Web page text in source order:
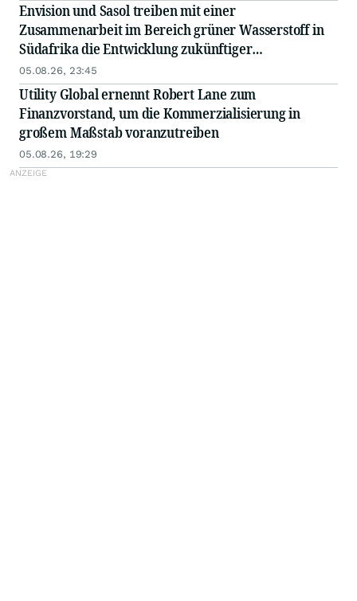
Envision und Sasol treiben mit einer
Zusammenarbeit im Bereich grüner Wasserstoff in
Südafrika die Entwicklung zukünftiger
Energiesysteme voran
05.08.26, 23:45
Utility Global ernennt Robert Lane zum
Finanzvorstand, um die Kommerzialisierung in
großem Maßstab voranzutreiben
05.08.26, 19:29